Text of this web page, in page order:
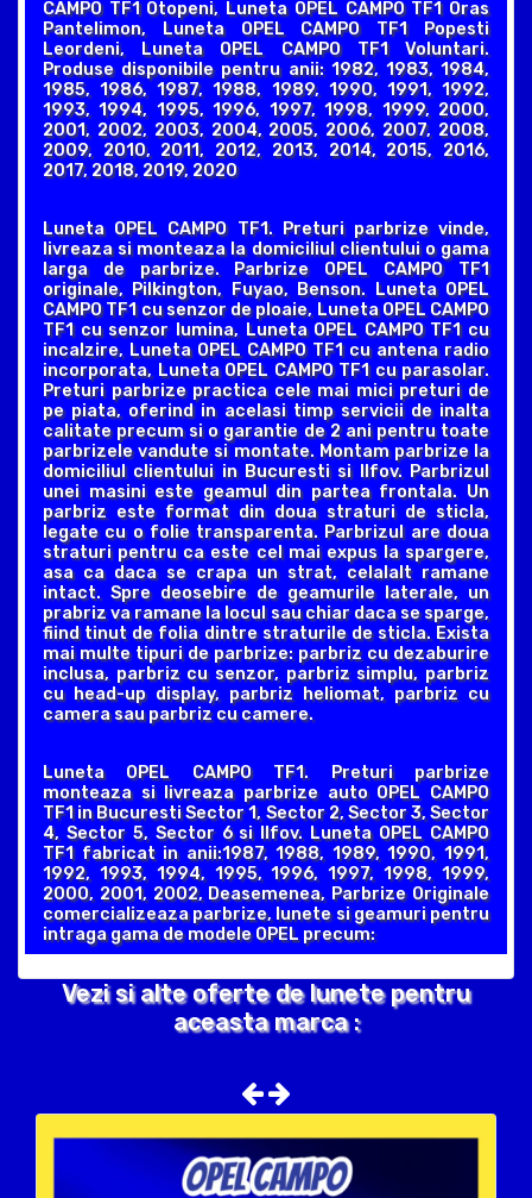
CAMPO TF1 Otopeni, Luneta OPEL CAMPO TF1 Oras
Pantelimon, Luneta OPEL CAMPO TF1 Popesti
Leordeni, Luneta OPEL CAMPO TF1 Voluntari.
Produse disponibile pentru anii: 1982, 1983, 1984,
1985, 1986, 1987, 1988, 1989, 1990, 1991, 1992,
1993, 1994, 1995, 1996, 1997, 1998, 1999, 2000,
2001, 2002, 2003, 2004, 2005, 2006, 2007, 2008,
2009, 2010, 2011, 2012, 2013, 2014, 2015, 2016,
2017, 2018, 2019, 2020
Luneta OPEL CAMPO TF1. Preturi parbrize vinde,
livreaza si monteaza la domiciliul clientului o gama
larga de parbrize. Parbrize OPEL CAMPO TF1
originale, Pilkington, Fuyao, Benson. Luneta OPEL
CAMPO TF1 cu senzor de ploaie, Luneta OPEL CAMPO
TF1 cu senzor lumina, Luneta OPEL CAMPO TF1 cu
incalzire, Luneta OPEL CAMPO TF1 cu antena radio
incorporata, Luneta OPEL CAMPO TF1 cu parasolar.
Preturi parbrize practica cele mai mici preturi de
pe piata, oferind in acelasi timp servicii de inalta
calitate precum si o garantie de 2 ani pentru toate
parbrizele vandute si montate. Montam parbrize la
domiciliul clientului in Bucuresti si Ilfov. Parbrizul
unei masini este geamul din partea frontala. Un
parbriz este format din doua straturi de sticla,
legate cu o folie transparenta. Parbrizul are doua
straturi pentru ca este cel mai expus la spargere,
asa ca daca se crapa un strat, celalalt ramane
intact. Spre deosebire de geamurile laterale, un
prabriz va ramane la locul sau chiar daca se sparge,
fiind tinut de folia dintre straturile de sticla. Exista
mai multe tipuri de parbrize: parbriz cu dezaburire
inclusa, parbriz cu senzor, parbriz simplu, parbriz
cu head-up display, parbriz heliomat, parbriz cu
camera sau parbriz cu camere.
Luneta OPEL CAMPO TF1. Preturi parbrize
monteaza si livreaza parbrize auto OPEL CAMPO
TF1 in Bucuresti Sector 1, Sector 2, Sector 3, Sector
4, Sector 5, Sector 6 si Ilfov. Luneta OPEL CAMPO
TF1 fabricat in anii:1987, 1988, 1989, 1990, 1991,
1992, 1993, 1994, 1995, 1996, 1997, 1998, 1999,
2000, 2001, 2002, Deasemenea, Parbrize Originale
comercializeaza parbrize, lunete si geamuri pentru
intraga gama de modele OPEL precum:
Vezi si alte oferte de lunete pentru
aceasta marca :